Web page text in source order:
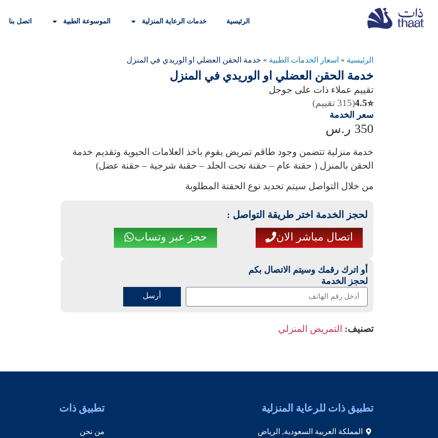
الرئيسية خدمات الرعاية المنزلية الموسوعة الطبية اتصل بنا
الرئيسية » اسعار الخدمات الطبية » خدمة الحقن العضلي او الوريدي في المنزل
خدمة الحقن العضلي او الوريدي في المنزل
تقييم عملاء ذات على جوجل
⭐
4.5(315 تقييم)
سعر الخدمة
350 ر.س
خدمة منزلية تتضمن وجود طاقم تمريض يقوم باخذ العلامات الحيوية وتقديم خدمة
الحقن بالمنزل ( حقنة عام – حقنة تحت الجلد – حقنة شرجية – حقنة عضل)
من خلال التواصل سيتم تحديد نوع الحقنة المطلوبة
لحجز الخدمة اختر طريقة التواصل :
اتصال مباشر الان حجز عبر وتساب
أو اترك رقمك وسيتم الاتصال بكم
لحجز الخدمة
أرسل
تصنيف: التمريض المنزلي
تطبيق ذات للرعاية المنزلية
المملكة العربية السعودية, الرياض
تطبيق ذات
من نحن